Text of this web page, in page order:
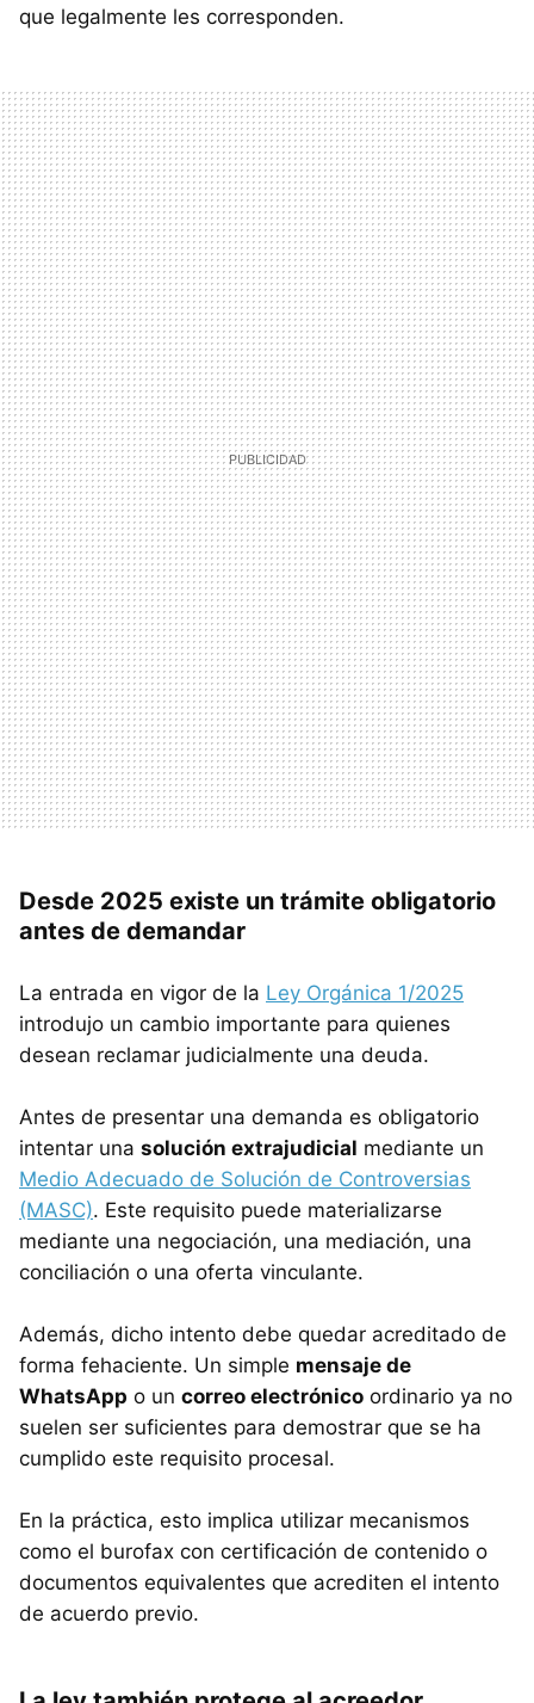
que legalmente les corresponden.
Desde 2025 existe un trámite obligatorio
antes de demandar
La entrada en vigor de la Ley Orgánica 1/2025
introdujo un cambio importante para quienes
desean reclamar judicialmente una deuda.
Antes de presentar una demanda es obligatorio
intentar una solución extrajudicial mediante un
Medio Adecuado de Solución de Controversias
(MASC). Este requisito puede materializarse
mediante una negociación, una mediación, una
conciliación o una oferta vinculante.
Además, dicho intento debe quedar acreditado de
forma fehaciente. Un simple mensaje de
WhatsApp o un correo electrónico ordinario ya no
suelen ser suficientes para demostrar que se ha
cumplido este requisito procesal.
En la práctica, esto implica utilizar mecanismos
como el burofax con certificación de contenido o
documentos equivalentes que acrediten el intento
de acuerdo previo.